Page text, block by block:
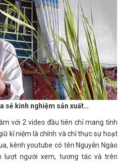
sẻ kinh nghiệm sản xuất…
với 2 video đầu tiên chỉ mang tính
kỉ niệm là chính và chỉ thực sự hoạt
kênh youtube có tên Nguyễn Ngào
lượt người xem, tương tác và trên